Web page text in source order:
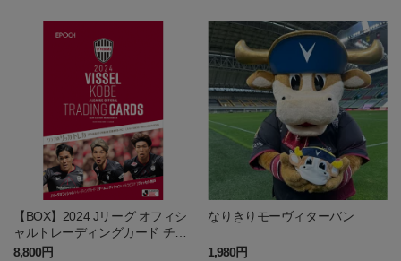
【BOX】2024 Jリーグ オフィシ
ャルトレーディングカード チー
ムエディション・メモラビリ
8,800円
なりきりモーヴィターバン
1,980円